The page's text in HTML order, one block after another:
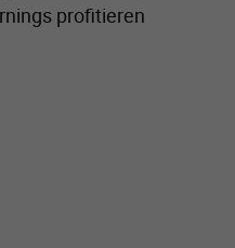
profitieren